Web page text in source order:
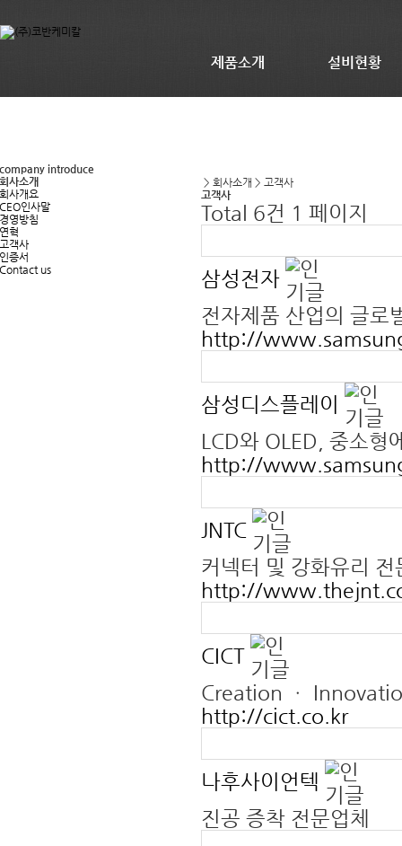
제품소개 설비현황
company introduce
회사소개
회사개요
CEO인사말
경영방침
연혁
고객사
인증서
Contact us
> 회사소개 > 고객사
고객사
Total 6건 1 페이지
삼성전자
전자제품 산업의 글로
http://
삼성디스플레이
LCD와 OLED, 중소형
http://
JNTC
커넥터 및 강화유리 전
http://
CICT
Creation ㆍ
http://cict.co.kr
나후사이언텍
진공 증착 전문업체